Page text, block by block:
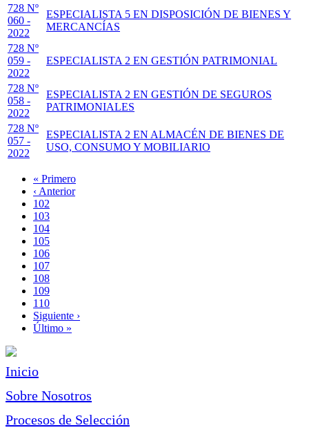
728 Nº
060 -
2022
ESPECIALISTA 5 EN DISPOSICIÓN DE BIENES Y
MERCANCÍAS
728 Nº
059 -
2022
ESPECIALISTA 2 EN GESTIÓN PATRIMONIAL
728 Nº
058 -
2022
ESPECIALISTA 2 EN GESTIÓN DE SEGUROS
PATRIMONIALES
728 Nº
057 -
2022
ESPECIALISTA 2 EN ALMACÉN DE BIENES DE
USO, CONSUMO Y MOBILIARIO
Paginación
Primera
página
« Primero
Página
anterior
‹ Anterior
Page
102
Page
103
Page
104
Page
105
Página
actual
106
Page
107
Page
108
Page
109
Page
110
Siguiente
página
Siguiente ›
Última
Último »
Inicio
Sobre Nosotros
Procesos de Selección